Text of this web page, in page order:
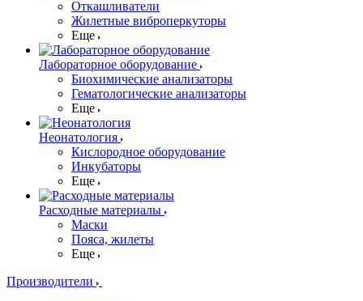
Откашливатели
Жилетные виброперкуторы
Еще
Лабораторное оборудование
Биохимические анализаторы
Гематологические анализаторы
Еще
Неонатология
Кислородное оборудование
Инкубаторы
Еще
Расходные материалы
Маски
Пояса, жилеты
Еще
Производители